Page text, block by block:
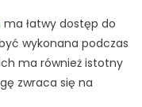
ma łatwy dostęp do
wykonana podczas
ma również istotny
zwraca się na